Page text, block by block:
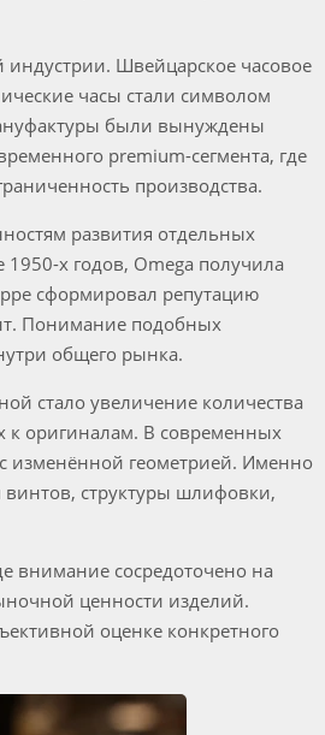
Швейцарское часовое
часы стали символом
были вынуждены
premium-сегмента, где
производства.
развития отдельных
х годов, Omega получила
сформировал репутацию
Понимание подобных
общего рынка.
стало увеличение количества
к оригиналам. В современных
изменённой геометрией. Именно
винтов, структуры шлифовки,
внимание сосредоточено на
ценности изделий.
оценке конкретного